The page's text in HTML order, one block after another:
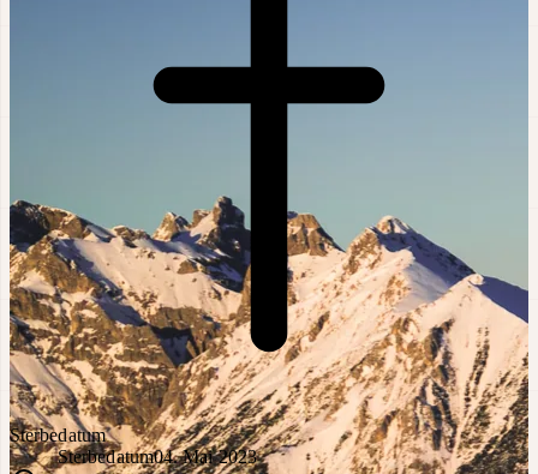
Sterbedatum
Sterbedatum04. Mai 2023